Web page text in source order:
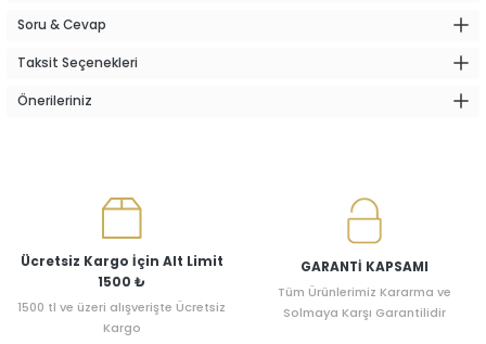
Soru & Cevap
Taksit Seçenekleri
Önerileriniz
Ücretsiz Kargo İçin Alt Limit
1500 ₺
1500 tl ve üzeri alışverişte Ücretsiz
Kargo
GARANTİ KAPSAMI
Tüm Ürünlerimiz Kararma ve
Solmaya Karşı Garantilidir